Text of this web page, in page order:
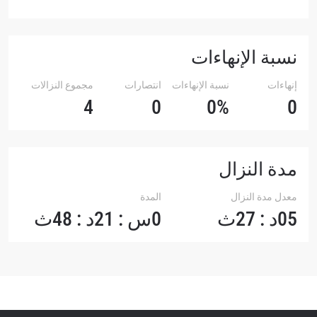
نسبة الإنهاءات
إنهاءات
0
نسبة الإنهاءات
0%
انتصارات
0
مجموع النزالات
4
مدة النزال
معدل مدة النزال
05د : 27ث
المدة
0س : 21د : 48ث